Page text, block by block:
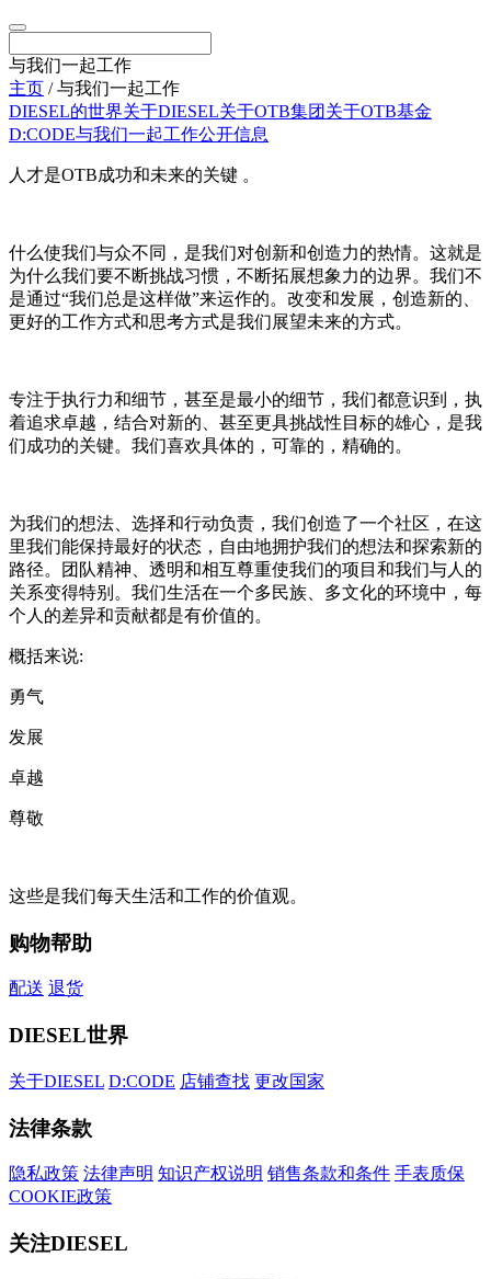
与我们一起工作
主页 / 与我们一起工作
DIESEL的世界关于DIESEL关于OTB集团 关于OTB基金
D:CODE与我们一起工作公开信息
人才是OTB成功和未来的关键 。
什么使我们与众不同，是我们对创新和创造力的热情。这就是
为什么我们要不断挑战习惯，不断拓展想象力的边界。我们不
是通过“我们总是这样做”来运作的。改变和发展，创造新的、
更好的工作方式和思考方式是我们展望未来的方式。
专注于执行力和细节，甚至是最小的细节，我们都意识到，执
着追求卓越，结合对新的、甚至更具挑战性目标的雄心，是我
们成功的关键。我们喜欢具体的，可靠的，精确的。
为我们的想法、选择和行动负责，我们创造了一个社区，在这
里我们能保持最好的状态，自由地拥护我们的想法和探索新的
路径。团队精神、透明和相互尊重使我们的项目和我们与人的
关系变得特别。我们生活在一个多民族、多文化的环境中，每
个人的差异和贡献都是有价值的。
概括来说:
勇气
发展
卓越
尊敬
这些是我们每天生活和工作的价值观。
购物帮助
配送 退货
DIESEL世界
关于DIESEL D:CODE 店铺查找 更改国家
法律条款
隐私政策 法律声明 知识产权说明 销售条款和条件 手表质保
COOKIE政策
关注DIESEL